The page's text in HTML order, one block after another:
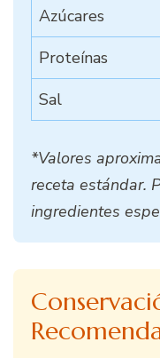
Azúcares
Proteínas
Sal
*Valores
receta estándar.
ingredientes